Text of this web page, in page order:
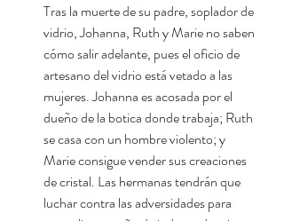
Tras la muerte de su padre, soplador de
vidrio, Johanna, Ruth y Marie no saben
cómo salir adelante, pues el oficio de
artesano del vidrio está vetado a las
mujeres. Johanna es acosada por el
dueño de la botica donde trabaja; Ruth
se casa con un hombre violento; y
Marie consigue vender sus creaciones
de cristal. Las hermanas tendrán que
luchar contra las adversidades para